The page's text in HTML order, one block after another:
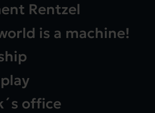
Rentzel
is a machine!
office